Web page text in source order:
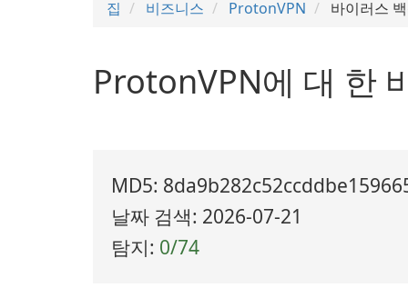
집 비즈니스 ProtonVPN 바이러스
ProtonVPN에 대 한
MD5:
날짜 검색: 2026-07-21
탐지: 0/74